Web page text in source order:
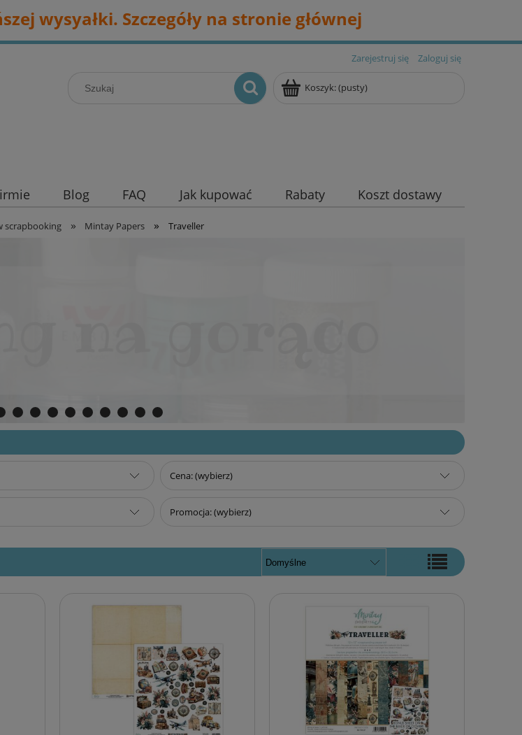
wysyałki. Szczegóły na stronie głównej
Zarejestruj się Zaloguj się
Koszyk:(pusty)
Blog FAQ Jak kupować Rabaty Koszt dostawy
scrapbooking » Mintay Papers » Traveller
Cena: (wybierz)
Promocja: (wybierz)